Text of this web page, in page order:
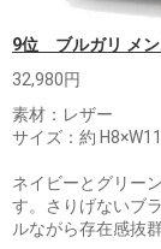
9位 ブルガリ メン
32,980円
素材：レザー
サイズ：約
ネイビーとグリー
す。さりげないブ
ルながら存在感抜